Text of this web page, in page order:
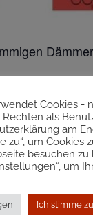
von Dahoam“
Cookies -
als
am
zu“, um Cookies
besuchen
um
Ich stimme zu